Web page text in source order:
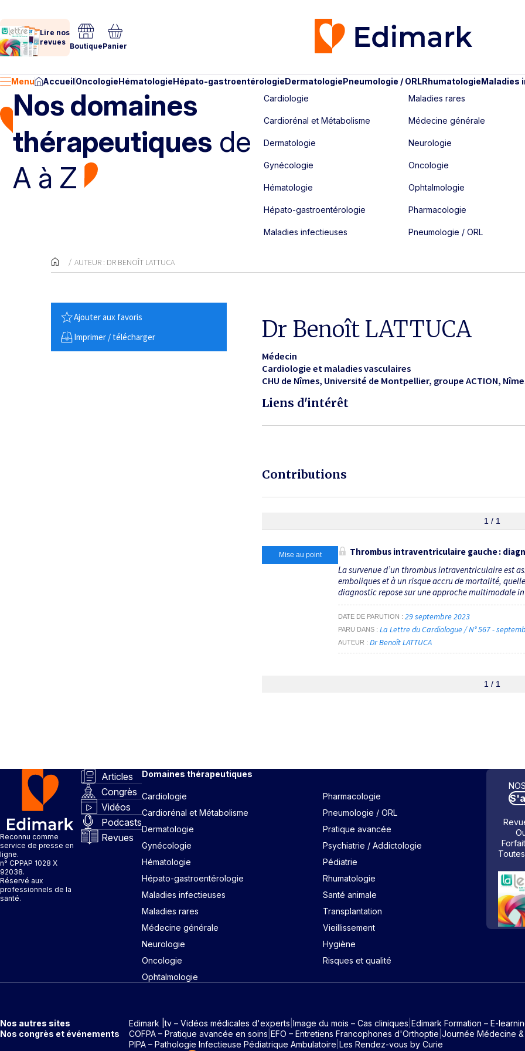
Lire nos
revues BoutiquePanier
Menu AccueilOncologieHématologieHépato-gastroentérologieDermatologiePneumologie / ORLRhumatologieMaladies
Nos domaines
thérapeutiques de
A à Z
Cardiologie
Cardiorénal et Métabolisme
Dermatologie
Gynécologie
Hématologie
Hépato-gastroentérologie
Maladies infectieuses
Maladies rares
Médecine générale
Neurologie
Oncologie
Ophtalmologie
Pharmacologie
Pneumologie / ORL
AUTEUR : DR BENOÎT LATTUCA
Ajouter aux favoris
Imprimer / télécharger
Dr Benoît LATTUCA
Médecin
Cardiologie et maladies vasculaires
CHU de Nîmes, Université de Montpellier, groupe ACTION
Liens d'intérêt
Contributions
1 / 1
Mise au point
Thrombus intraventriculaire gauche :
La survenue d’un thrombus intraventriculaire est
emboliques et à un risque accru de mortalité,
diagnostic repose sur une approche multimodale
DATE DE PARUTION 29 septembre 2023
PARU DANS La Lettre du Cardiologue / N° 567 -
AUTEUR Dr Benoît LATTUCA
1 / 1
Reconnu comme
service de presse en
ligne.
n° CPPAP 1028 X
92038.
Réservé aux
professionnels de la
santé.
Articles
Congrès
Vidéos
Podcasts
Revues
Domaines thérapeutiques
Cardiologie
Cardiorénal et Métabolisme
Dermatologie
Gynécologie
Hématologie
Hépato-gastroentérologie
Maladies infectieuses
Maladies rares
Médecine générale
Neurologie
Oncologie
Ophtalmologie
Pharmacologie
Pneumologie / ORL
Pratique avancée
Psychiatrie / Addictologie
Pédiatrie
Rhumatologie
Santé animale
Transplantation
Vieillissement
Hygiène
Risques et qualité
Nos autres sites Edimark |tv – Vidéos médicales d'experts Image du mois – Cas cliniques Edimark Formation – E-
Nos congrès et événements
COFPA – Pratique avancée en soins EFO – Entretiens Francophones d'Orthoptie Journée Médecine
PIPA – Pathologie Infectieuse Pédiatrique Ambulatoire Les Rendez-vous by Curie